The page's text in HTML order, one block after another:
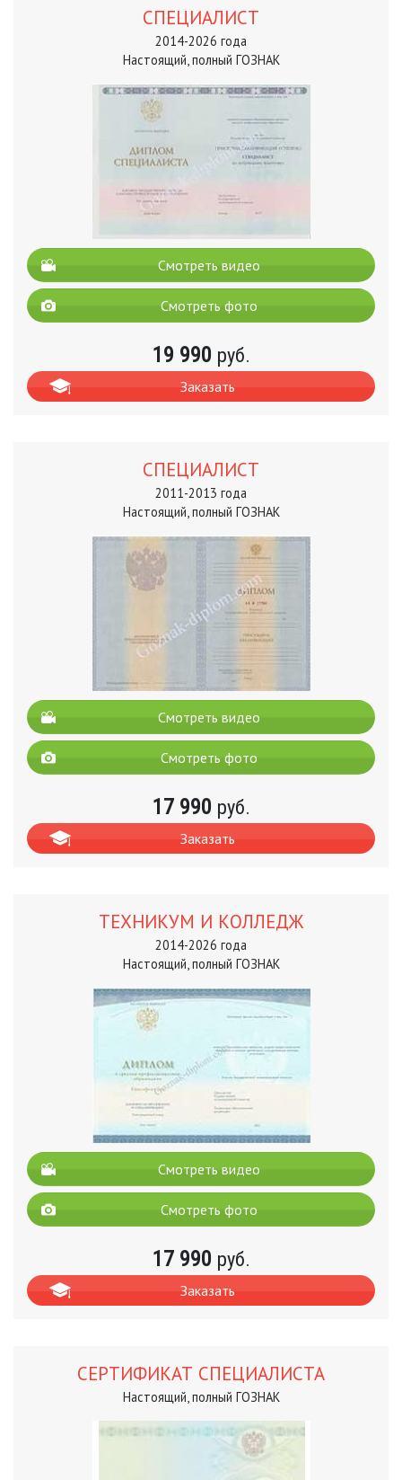
СПЕЦИАЛИСТ
2014-2026 года
Настоящий, полный ГОЗНАК
Смотреть видео
Смотреть фото
19 990 руб.
Заказать
СПЕЦИАЛИСТ
2011-2013 года
Настоящий, полный ГОЗНАК
Смотреть видео
Смотреть фото
17 990 руб.
Заказать
ТЕХНИКУМ И КОЛЛЕДЖ
2014-2026 года
Настоящий, полный ГОЗНАК
Смотреть видео
Смотреть фото
17 990 руб.
Заказать
СЕРТИФИКАТ СПЕЦИАЛИСТА
Настоящий, полный ГОЗНАК